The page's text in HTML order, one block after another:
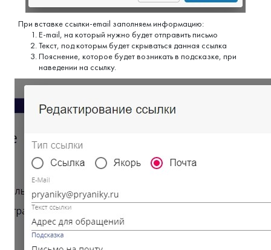
При вставке ссылки-email заполняем информацию:
E-mail, на который нужно будет отправить письмо
Текст, под которым будет скрываться данная ссылка
Пояснение, которое будет возникать в подсказке, при
наведении на ссылку.